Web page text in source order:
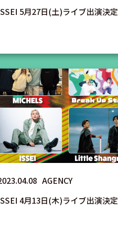
5月27日(土)ライブ出演決定
AGENCY
4月13日(木)ライブ出演決定